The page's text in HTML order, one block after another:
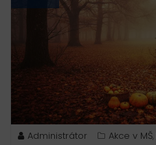
Administrátor Akce v MŠ,